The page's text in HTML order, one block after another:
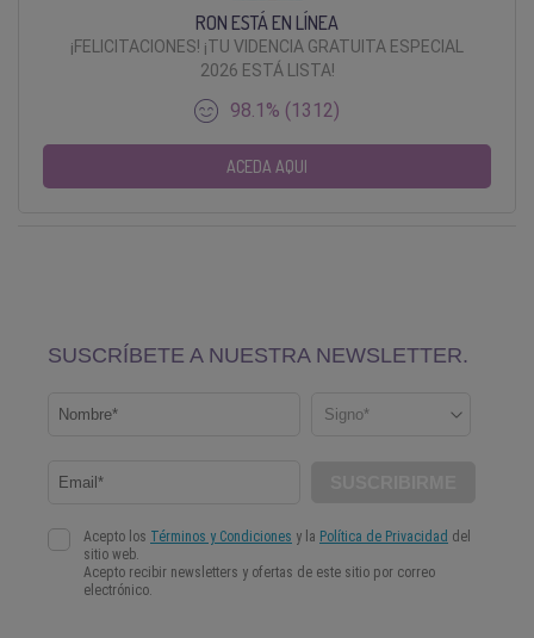
RON ESTÁ EN LÍNEA
¡FELICITACIONES! ¡TU VIDENCIA GRATUITA ESPECIAL
2026 ESTÁ LISTA!
98.1% (1312)
ACEDA AQUI